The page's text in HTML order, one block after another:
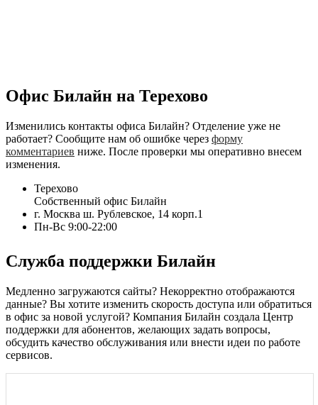
Офис Билайн на Терехово
Изменились контакты офиса Билайн? Отделение уже не
работает? Сообщите нам об ошибке через форму
комментариев ниже. После проверки мы оперативно внесем
изменения.
Терехово
Собственный офис Билайн
г. Москва ш. Рублевское, 14 корп.1
Пн-Вс 9:00-22:00
Служба поддержки Билайн
Медленно загружаются сайты? Некорректно отображаются
данные? Вы хотите изменить скорость доступа или обратиться
в офис за новой услугой? Компания Билайн создала Центр
поддержки для абонентов, желающих задать вопросы,
обсудить качество обслуживания или внести идеи по работе
сервисов.